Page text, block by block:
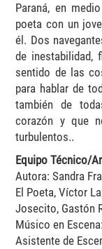
Paraná, en
poeta con un
él. Dos
de inestabilidad,
sentido de las
para hablar de
también de
corazón y que
turbulentos..
Equipo Técnico/
Autora: Sandra
El Poeta, Víctor
Josecito, Gastón
Músico en
Asistente de